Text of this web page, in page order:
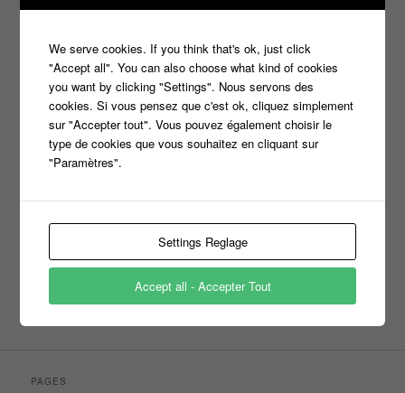
Nom *
E-mail *
Site web
PAGES
We serve cookies. If you think that's ok, just click
"Accept all". You can also choose what kind of cookies
you want by clicking "Settings". Nous servons des
cookies. Si vous pensez que c'est ok, cliquez simplement
sur "Accepter tout". Vous pouvez également choisir le
type de cookies que vous souhaitez en cliquant sur
"Paramètres".
Settings Reglage
Accept all - Accepter Tout